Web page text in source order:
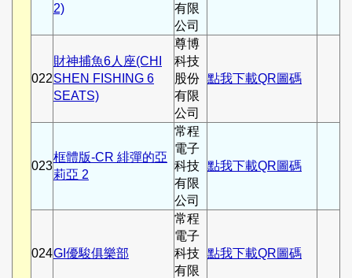
2)
有限
公司
022
財神捕魚6人座(CHI
SHEN FISHING 6
SEATS)
尊博
科技
股份
有限
公司
點我下載QR圖碼
023
框體版-CR 緋彈的亞
莉亞 2
常程
電子
科技
有限
公司
點我下載QR圖碼
024GI優駿俱樂部
常程
電子
科技
有限
點我下載QR圖碼